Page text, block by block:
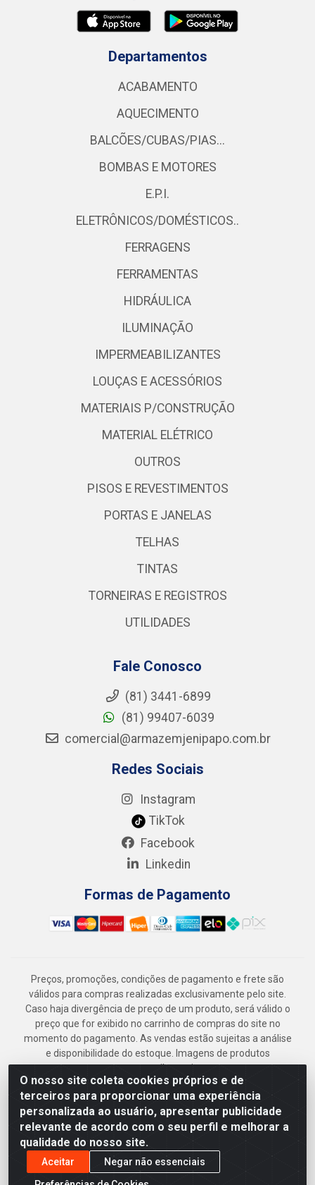
O nosso site coleta cookies próprios e de
terceiros para proporcionar uma experiência
personalizada ao usuário, apresentar publicidade
relevante de acordo com o seu perfil e melhorar a
qualidade do nosso site.
Aceitar
Negar não essenciais
Departamentos
ACABAMENTO
AQUECIMENTO
BALCÕES/CUBAS/PIAS...
BOMBAS E MOTORES
E.P.I.
ELETRÔNICOS/DOMÉSTICOS..
FERRAGENS
FERRAMENTAS
HIDRÁULICA
ILUMINAÇÃO
IMPERMEABILIZANTES
LOUÇAS E ACESSÓRIOS
MATERIAIS P/CONSTRUÇÃO
MATERIAL ELÉTRICO
OUTROS
PISOS E REVESTIMENTOS
PORTAS E JANELAS
TELHAS
TINTAS
TORNEIRAS E REGISTROS
UTILIDADES
Fale Conosco
(81) 3441-6899
(81) 99407-6039
comercial@armazemjenipapo.com.br
Redes Sociais
Instagram
TikTok
Facebook
Linkedin
Formas de Pagamento
Preços, promoções, condições de pagamento e frete são
válidos para compras realizadas exclusivamente pelo site.
Caso haja divergência de preço de um produto, será válido o
preço que for exibido no carrinho de compras do site no
momento do pagamento. As vendas estão sujeitas a análise
e disponibilidade do estoque. Imagens de produtos
meramente ilustrativas.
Armazém Jenipapo Materiais de Construção em Geral
LTDA - Rua das Flores, 2691 - Guabiraba, Recife/PE - CEP
52.291-630 - CNPJ 41.097.379/0001-